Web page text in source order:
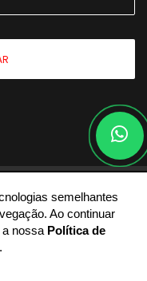
0001-54 -Todos os
semelhantes
Ao continuar
nossa Política de
.